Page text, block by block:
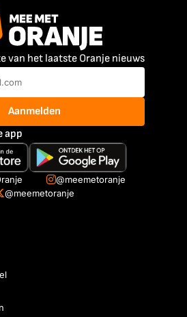
van het laatste Oranje nieuws
Aanmelden
app
@meemetoranje
@meemetoranje